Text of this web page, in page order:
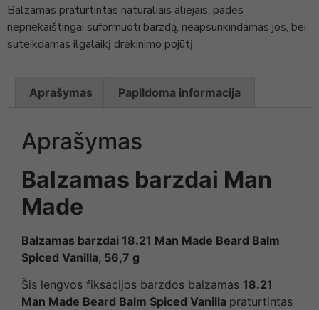
Balzamas praturtintas natūraliais aliejais, padės
nepriekaištingai suformuoti barzdą, neapsunkindamas jos, bei
suteikdamas ilgalaikį drėkinimo pojūtį.
Aprašymas Papildoma informacija
Aprašymas
Balzamas barzdai Man
Made
Balzamas barzdai 18.21 Man Made Beard Balm
Spiced Vanilla, 56,7 g
Šis lengvos fiksacijos barzdos balzamas 18.21
Man Made Beard Balm Spiced Vanilla praturtintas